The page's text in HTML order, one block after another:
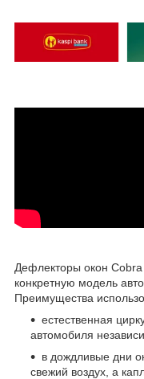
Дефлекторы окон
конкретную модель
Преимущества
естественная
автомобиля
в дождливые дни
свежий воздух, а